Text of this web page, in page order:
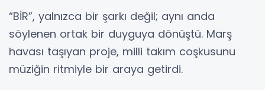
“BİR”, yalnızca bir şarkı değil; aynı anda
söylenen ortak bir duyguya dönüştü. Marş
havası taşıyan proje, milli takım coşkusunu
müziğin ritmiyle bir araya getirdi.